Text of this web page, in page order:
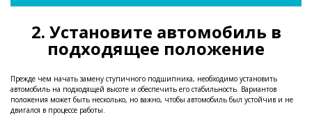
2. Установите автомобиль в
подходящее положение
Прежде чем начать замену ступичного подшипника, необходимо установить
автомобиль на подходящей высоте и обеспечить его стабильность. Вариантов
положения может быть несколько, но важно, чтобы автомобиль был устойчив и не
двигался в процессе работы.